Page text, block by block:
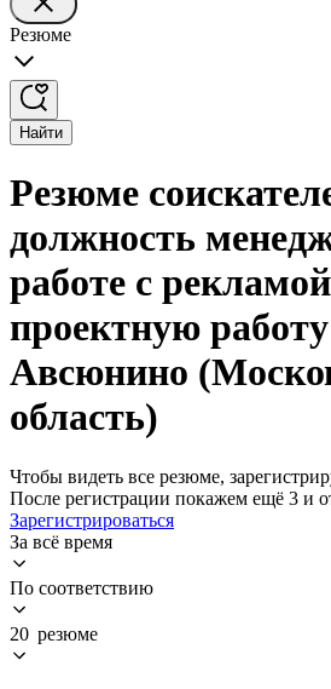
Резюме
Найти
Резюме
должность
работе с
проектную
Авсюнино
область)
Чтобы видеть все резюме,
После регистрации покажем ещё 3 и
Зарегистрироваться
За всё время
По соответствию
20 резюме